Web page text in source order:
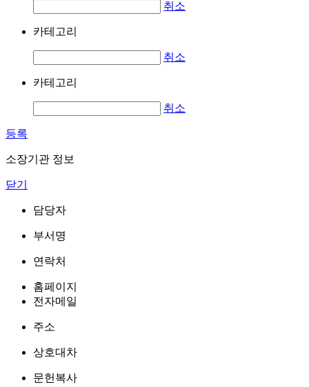
취소
카테고리
취소
카테고리
취소
등록
소장기관 정보
닫기
담당자
부서명
연락처
홈페이지
전자메일
주소
상호대차
문헌복사